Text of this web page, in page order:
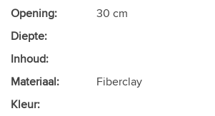
Opening:
30 cm
Diepte:
Inhoud:
Materiaal:
Fiberclay
Kleur: